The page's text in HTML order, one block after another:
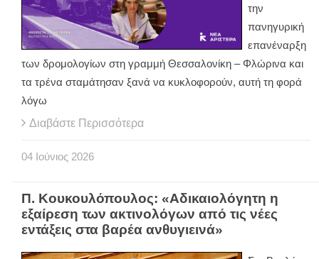
την
πανηγυρική
επανέναρξη
των δρομολογίων στη γραμμή Θεσσαλονίκη – Φλώρινα και
τα τρένα σταμάτησαν ξανά να κυκλοφορούν, αυτή τη φορά
λόγω
Διαβάστε Περισσότερα
04 Ιούνιος 2026
Π. Κουκουλόπουλος: «Αδικαιολόγητη η
εξαίρεση των ακτινολόγων από τις νέες
εντάξεις στα βαρέα ανθυγιεινά»